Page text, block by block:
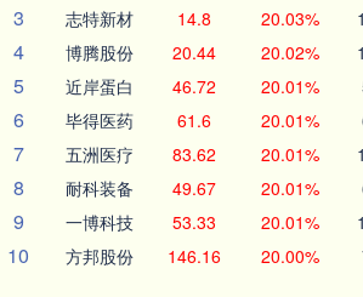
3 志特新材 14.8 20.03%
4 博腾股份 20.44 20.02%
5 近岸蛋白 46.72 20.01%
6 毕得医药 61.6 20.01%
7 五洲医疗 83.62 20.01%
8 耐科装备 49.67 20.01%
9 一博科技 53.33 20.01%
10 方邦股份 146.16 20.00%